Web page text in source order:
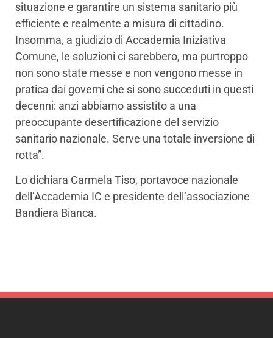
situazione e garantire un sistema sanitario più
efficiente e realmente a misura di cittadino.
Insomma, a giudizio di Accademia Iniziativa
Comune, le soluzioni ci sarebbero, ma purtroppo
non sono state messe e non vengono messe in
pratica dai governi che si sono succeduti in questi
decenni: anzi abbiamo assistito a una
preoccupante desertificazione del servizio
sanitario nazionale. Serve una totale inversione di
rotta”.
Lo dichiara Carmela Tiso, portavoce nazionale
dell’Accademia IC e presidente dell’associazione
Bandiera Bianca.